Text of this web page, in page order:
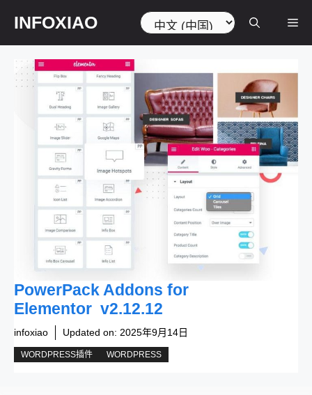
内
INFOXIAO 菜
选
择
语
PowerPack Addons for
Elementor v2.12.12
infoxiao Updated on: 2025年9月14日
WORDPRESS插件 WORDPRESS